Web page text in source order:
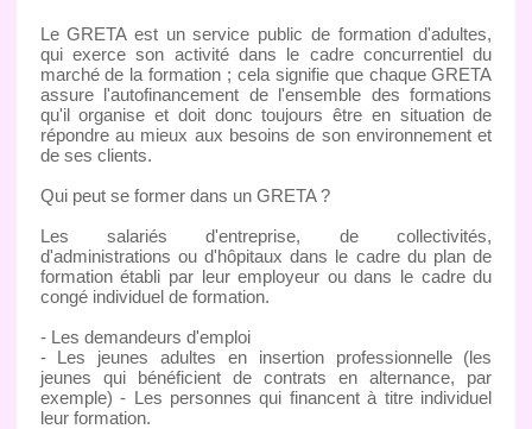
Le GRETA est un service public de formation d'adultes,
qui exerce son activité dans le cadre concurrentiel du
marché de la formation ; cela signifie que chaque GRETA
assure l'autofinancement de l'ensemble des formations
qu'il organise et doit donc toujours être en situation de
répondre au mieux aux besoins de son environnement et
de ses clients.
Qui peut se former dans un GRETA ?
Les salariés d'entreprise, de collectivités,
d'administrations ou d'hôpitaux dans le cadre du plan de
formation établi par leur employeur ou dans le cadre du
congé individuel de formation.
- Les demandeurs d'emploi
- Les jeunes adultes en insertion professionnelle (les
jeunes qui bénéficient de contrats en alternance, par
exemple) - Les personnes qui financent à titre individuel
leur formation.